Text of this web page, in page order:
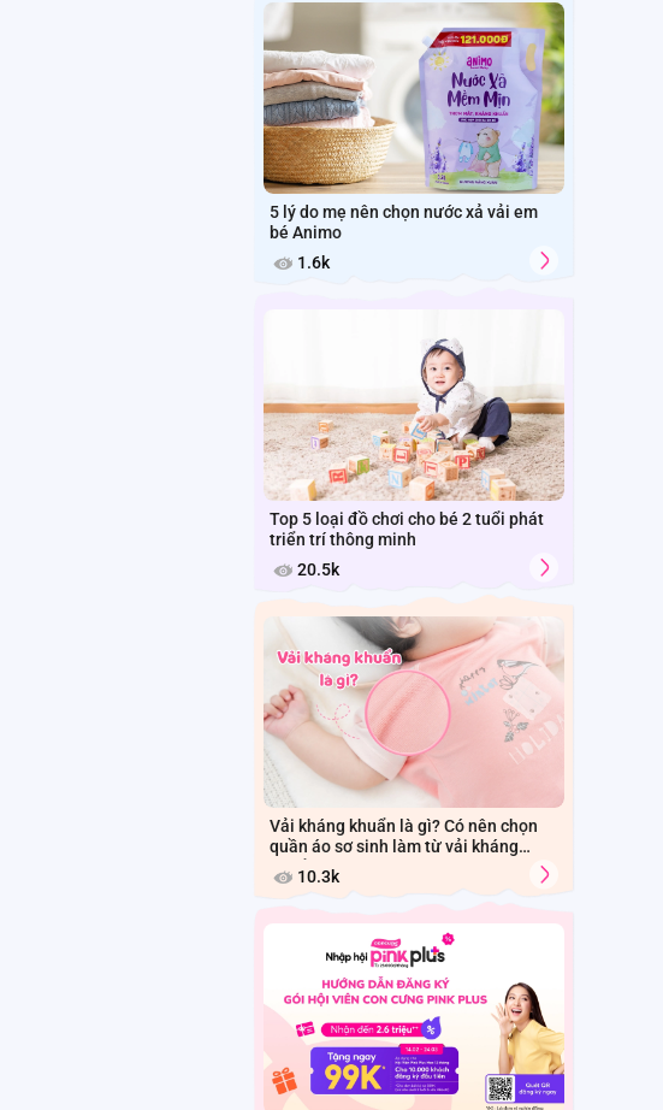
5 lý do mẹ nên chọn nước xả vải em
bé Animo
1.6k
Top 5 loại đồ chơi cho bé 2 tuổi phát
triển trí thông minh
20.5k
Vải kháng khuẩn là gì? Có nên chọn
quần áo sơ sinh làm từ vải kháng
khuẩn cho bé?
10.3k